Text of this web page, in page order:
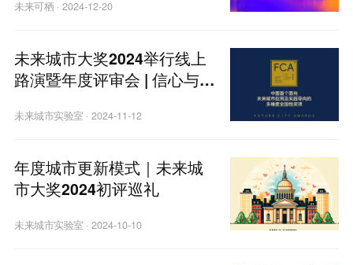
未来可栖 · 2024-12-20
未来城市大奖2024举行线上
路演暨年度评审会 | 信心与城
未来城市实验室 ·2024-11-12
年度城市更新模式｜未来城
市大奖2024初评巡礼
未来城市实验室 ·2024-10-10